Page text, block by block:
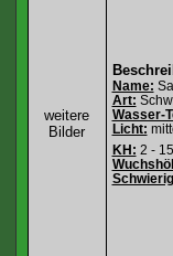
weitere
Bilder
Name:
Art:
Wasser-
Licht:
KH: 2 - 15